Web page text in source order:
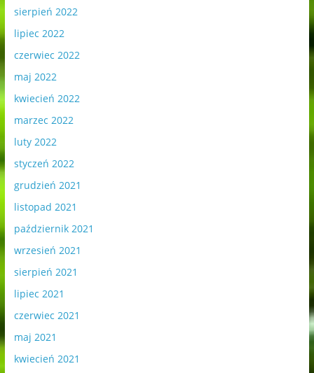
sierpień 2022
lipiec 2022
czerwiec 2022
maj 2022
kwiecień 2022
marzec 2022
luty 2022
styczeń 2022
grudzień 2021
listopad 2021
październik 2021
wrzesień 2021
sierpień 2021
lipiec 2021
czerwiec 2021
maj 2021
kwiecień 2021